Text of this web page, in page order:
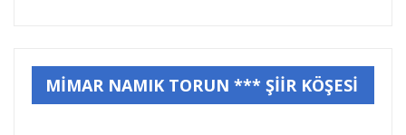
MİMAR NAMIK TORUN *** ŞİİR KÖŞESİ